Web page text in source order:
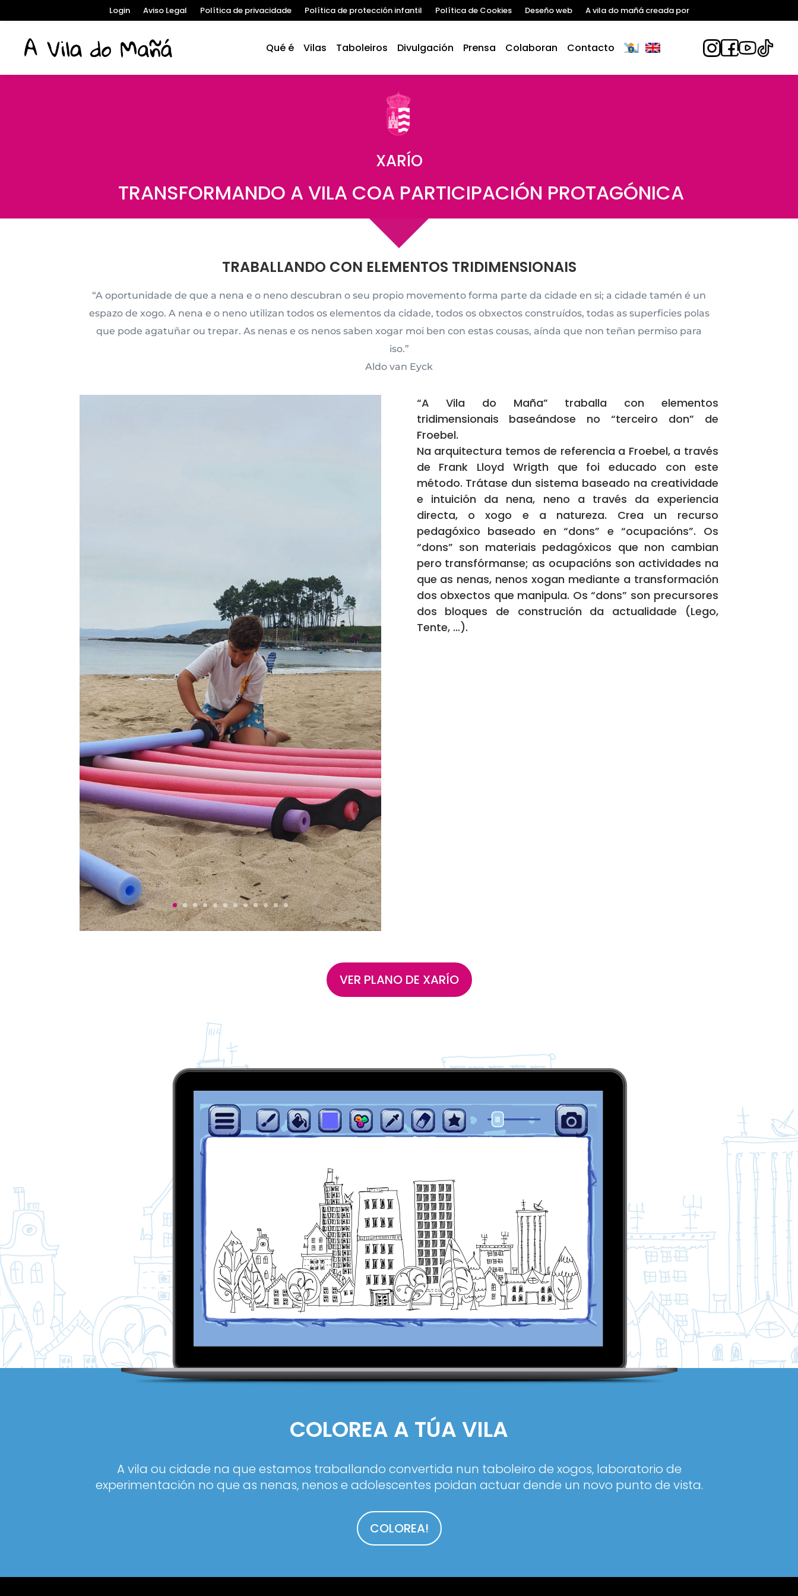
Login Aviso Legal Política de privacidade Política de protección infantil Política de Cookies Deseño web A vila do mañá creada por
Qué é Vilas Taboleiros Divulgación Prensa Colaboran Contacto
XARÍO
TRANSFORMANDO A VILA COA PARTICIPACIÓN PROTAGÓNICA
TRABALLANDO CON ELEMENTOS TRIDIMENSIONAIS
“A oportunidade de que a nena e o neno descubran o seu propio movemento forma parte da cidade en si; a cidade tamén é un
espazo de xogo. A nena e o neno utilizan todos os elementos da cidade, todos os obxectos construídos, todas as superficies polas
que pode agatuñar ou trepar. As nenas e os nenos saben xogar moi ben con estas cousas, aínda que non teñan permiso para
iso.”
Aldo van Eyck
“A Vila do Maña” traballa con elementos
tridimensionais baseándose no “terceiro don” de
Froebel.
Na arquitectura temos de referencia a Froebel, a través
de Frank Lloyd Wrigth que foi educado con este
método. Trátase dun sistema baseado na creatividade
e intuición da nena, neno a través da experiencia
directa, o xogo e a natureza. Crea un recurso
pedagóxico baseado en “dons” e “ocupacións”. Os
“dons” son materiais pedagóxicos que non cambian
pero transfórmanse; as ocupacións son actividades na
que as nenas, nenos xogan mediante a transformación
dos obxectos que manipula. Os “dons” son precursores
dos bloques de construción da actualidade (Lego,
Tente, …).
VER PLANO DE XARÍO
COLOREA A TÚA VILA
A vila ou cidade na que estamos traballando convertida nun taboleiro de xogos, laboratorio de
experimentación no que as nenas, nenos e adolescentes poidan actuar dende un novo punto de vista.
COLOREA!